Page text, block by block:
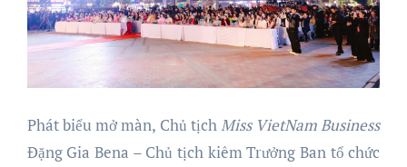
Phát biểu mở màn, Chủ tịchMiss VietNam Business
Đặng Gia Bena – Chủ tịch kiêm Trưởng Ban tổ chức